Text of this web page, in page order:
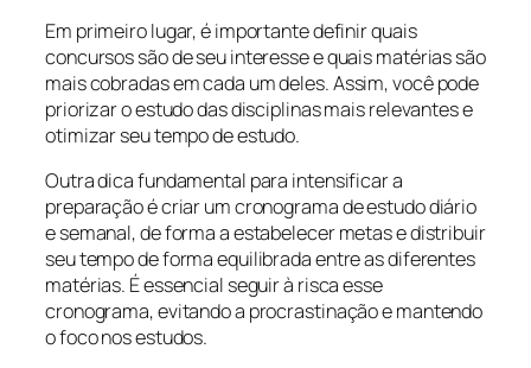
Em primeiro lugar, é importante definir quais
concursos são de seu interesse e quais matérias são
mais cobradas em cada um deles. Assim, você pode
priorizar o estudo das disciplinas mais relevantes e
otimizar seu tempo de estudo.
Outra dica fundamental para intensificar a
preparação é criar um cronograma de estudo diário
e semanal, de forma a estabelecer metas e distribuir
seu tempo de forma equilibrada entre as diferentes
matérias. É essencial seguir à risca esse
cronograma, evitando a procrastinação e mantendo
o foco nos estudos.